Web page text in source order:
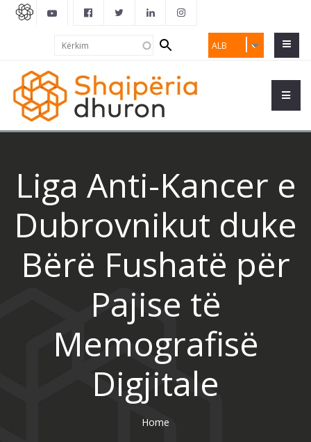
ALB
Search
form
Liga Anti-Kancer e
Dubrovnikut duke
Bërë Fushatë për
Pajise të
Memografisë
Digjitale
Home